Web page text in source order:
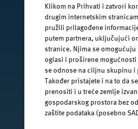
facebook.com/
@janawater
Klikom na Prihvati i zatvori
drugim internetskim
pružili prilagođene
putem partnera, uključujući
stranice. Njima se
oglasi i proširene
se odnose na ciljnu skupinu
Također pristajete i na to da
prenositi i u treće zemlje
gospodarskog prostora bez
zaštite podataka (posebno